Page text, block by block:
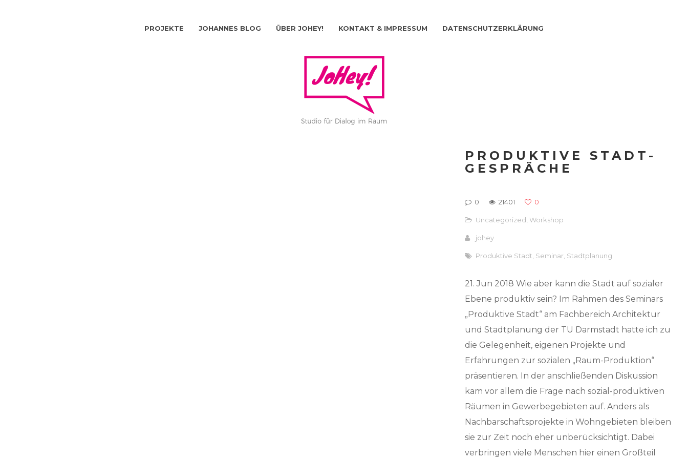
PROJEKTE JOHANNES BLOG ÜBER JOHEY! KONTAKT & IMPRESSUM DATENSCHUTZERKLÄRUNG
PRODUKTIVE STADT-
GESPRÄCHE
0 21401 0
Uncategorized ,Workshop
johey
Produktive Stadt Seminar Stadtplanung
21. Jun 2018 Wie aber kann die Stadt auf sozialer
Ebene produktiv sein? Im Rahmen des Seminars
„Produktive Stadt“ am Fachbereich Architektur
und Stadtplanung der TU Darmstadt hatte ich zu
die Gelegenheit, eigenen Projekte und
Erfahrungen zur sozialen „Raum-Produktion“
präsentieren. In der anschließenden Diskussion
kam vor allem die Frage nach sozial-produktiven
Räumen in Gewerbegebieten auf. Anders als
Nachbarschaftsprojekte in Wohngebieten bleiben
sie zur Zeit noch eher unberücksichtigt. Dabei
verbringen viele Menschen hier einen Großteil